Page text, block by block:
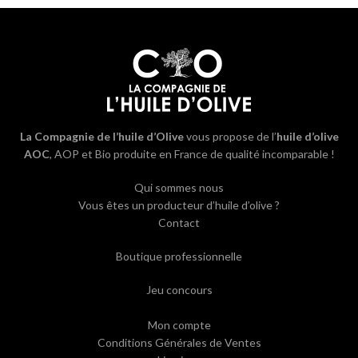
La Compagnie de l’huile d’Olivevous propose de l’huile d’olive
AOC, AOP et Bio produite en France de qualité incomparable !
Qui sommes nous
Vous êtes un producteur d’huile d’olive ?
Contact
Boutique professionnelle
Jeu concours
Mon compte
Conditions Générales de Ventes